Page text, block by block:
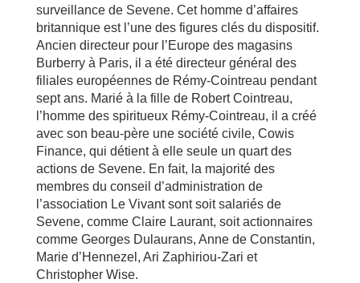
surveillance de Sevene. Cet homme d’affaires
britannique est l’une des figures clés du dispositif.
Ancien directeur pour l’Europe des magasins
Burberry à Paris, il a été directeur général des
filiales européennes de Rémy-Cointreau pendant
sept ans. Marié à la fille de Robert Cointreau,
l’homme des spiritueux Rémy-Cointreau, il a créé
avec son beau-père une société civile, Cowis
Finance, qui détient à elle seule un quart des
actions de Sevene. En fait, la majorité des
membres du conseil d’administration de
l’association Le Vivant sont soit salariés de
Sevene, comme Claire Laurant, soit actionnaires
comme Georges Dulaurans, Anne de Constantin,
Marie d’Hennezel, Ari Zaphiriou-Zari et
Christopher Wise.